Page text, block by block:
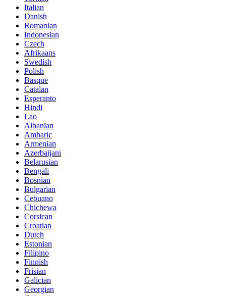
Italian
Danish
Romanian
Indonesian
Czech
Afrikaans
Swedish
Polish
Basque
Catalan
Esperanto
Hindi
Lao
Albanian
Amharic
Armenian
Azerbaijani
Belarusian
Bengali
Bosnian
Bulgarian
Cebuano
Chichewa
Corsican
Croatian
Dutch
Estonian
Filipino
Finnish
Frisian
Galician
Georgian